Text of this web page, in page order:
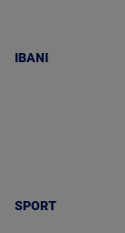
IBANI
SPORT